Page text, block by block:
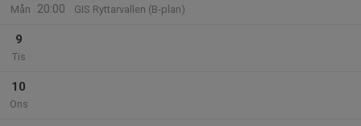
Mån
20:00
GIS Ryttarvallen (B-plan)
9
Tis
10
Ons